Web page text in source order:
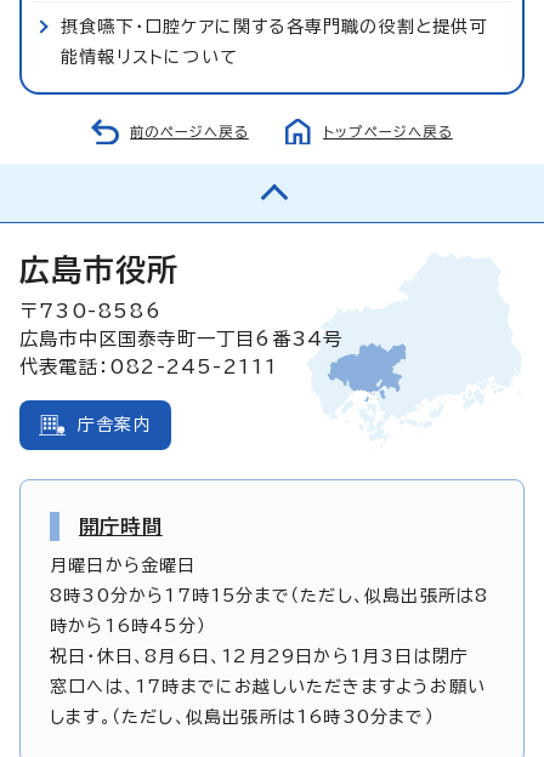
摂食嚥下・口腔ケアに関する各専門職の役割と提供可
能情報リストについて
前のページへ戻る トップページへ戻る
広島市役所
〒730-8586
広島市中区国泰寺町一丁目6番34号
代表電話：082-245-2111
庁舎案内
開庁時間
月曜日から金曜日
8時30分から17時15分まで（ただし、似島出張所は8
時から16時45分）
祝日・休日、8月6日、12月29日から1月3日は閉庁
窓口へは、17時までにお越しいただきますようお願い
します。（ただし、似島出張所は16時30分まで）